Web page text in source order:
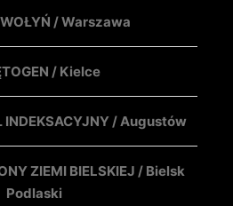
/ Warszawa
/ Kielce
INDEKSACYJNY / Augustów
ZIEMI BIELSKIEJ / Bielsk
Podlaski